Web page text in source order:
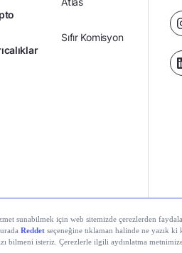
Sıfır Komisyon
Teknolojiler A.Ş. Tüm hakları saklıdır.